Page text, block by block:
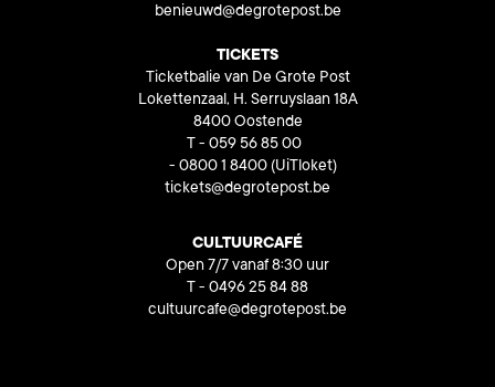
benieuwd@degrotepost.be
TICKETS
Ticketbalie van De Grote Post
Lokettenzaal, H. Serruyslaan 18A
8400 Oostende
T - 059 56 85 00
- 0800 1 8400 (UiTloket)
tickets@degrotepost.be
CULTUURCAFÉ
Open 7/7 vanaf 8:30 uur
T - 0496 25 84 88
cultuurcafe@degrotepost.be